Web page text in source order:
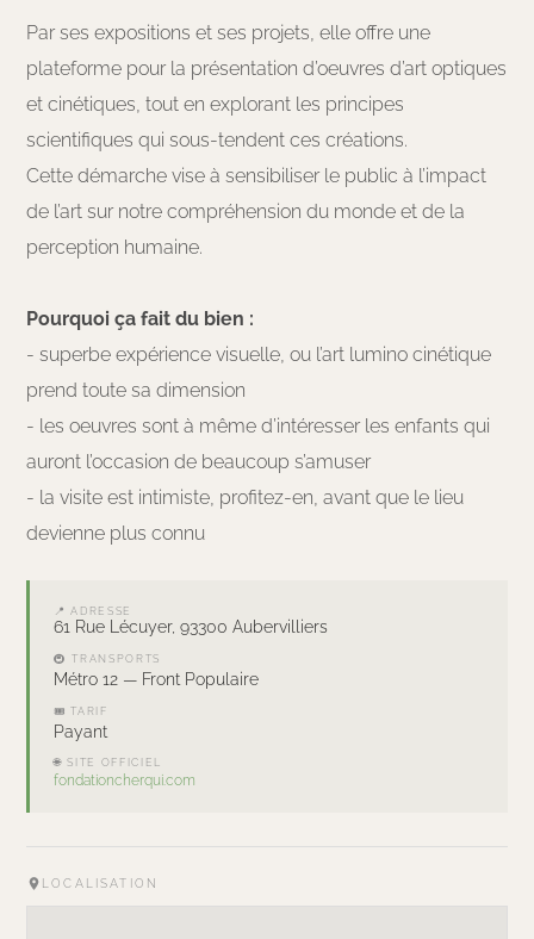
Par ses expositions et ses projets, elle offre une
plateforme pour la présentation d’oeuvres d’art optiques
et cinétiques, tout en explorant les principes
scientifiques qui sous-tendent ces créations.
Cette démarche vise à sensibiliser le public à l’impact
de l’art sur notre compréhension du monde et de la
perception humaine.
Pourquoi ça fait du bien :
- superbe expérience visuelle, ou l’art lumino cinétique
prend toute sa dimension
- les oeuvres sont à même d’intéresser les enfants qui
auront l’occasion de beaucoup s’amuser
- la visite est intimiste, profitez-en, avant que le lieu
devienne plus connu
📍 ADRESSE
61 Rue Lécuyer, 93300 Aubervilliers
🚇 TRANSPORTS
Métro 12 — Front Populaire
🎟 TARIF
Payant
🌐 SITE OFFICIEL
fondationcherqui.com
LOCALISATION